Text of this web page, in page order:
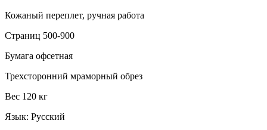
Кожаный переплет, ручная работа
Страниц 500-900
Бумага офсетная
Трехсторонний мраморный обрез
Вес 120 кг
Язык: Русский